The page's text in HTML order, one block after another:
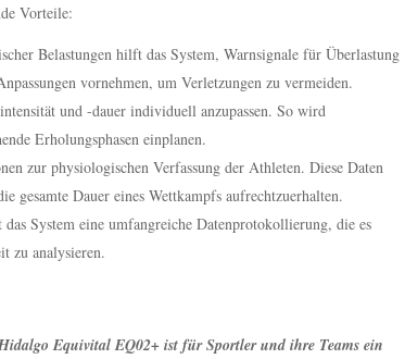
Vorteile:
Belastungen hilft das System, Warnsignale für Überlastung
vornehmen, um Verletzungen zu vermeiden.
und -dauer individuell anzupassen. So wird
Erholungsphasen einplanen.
zur physiologischen Verfassung der Athleten. Diese Daten
gesamte Dauer eines Wettkampfs aufrechtzuerhalten.
System eine umfangreiche Datenprotokollierung, die es
zu analysieren.
Equivital EQ02+ ist für Sportler und ihre Teams ein